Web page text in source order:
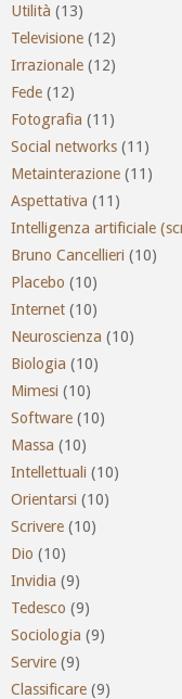
Utilità (13)
Televisione (12)
Irrazionale (12)
Fede (12)
Fotografia (11)
Social networks (11)
Metainterazione (11)
Aspettativa (11)
Intelligenza artificiale
Bruno Cancellieri (10)
Placebo (10)
Internet (10)
Neuroscienza (10)
Biologia (10)
Mimesi (10)
Software (10)
Massa (10)
Intellettuali (10)
Orientarsi (10)
Scrivere (10)
Dio (10)
Invidia (9)
Tedesco (9)
Sociologia (9)
Servire (9)
Classificare (9)